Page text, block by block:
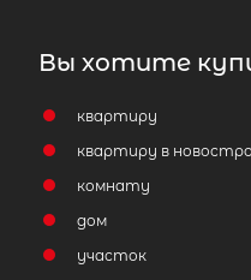
Вы хотите
квартиру
квартиру в
комнату
дом
участок